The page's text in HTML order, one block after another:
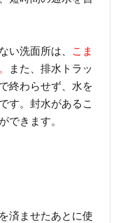
い洗面所は、
こま
また、排水トラッ
終わらせず、水を
す。封水があるこ
できます。
済ませたあとに使